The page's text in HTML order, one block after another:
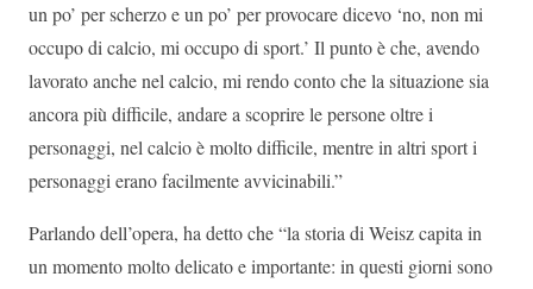
un po’ per scherzo e un po’ per provocare dicevo ‘no, non mi
occupo di calcio, mi occupo di sport.’ Il punto è che, avendo
lavorato anche nel calcio, mi rendo conto che la situazione sia
ancora più difficile, andare a scoprire le persone oltre i
personaggi, nel calcio è molto difficile, mentre in altri sport i
personaggi erano facilmente avvicinabili.”
Parlando dell’opera, ha detto che “la storia di Weisz capita in
un momento molto delicato e importante: in questi giorni sono